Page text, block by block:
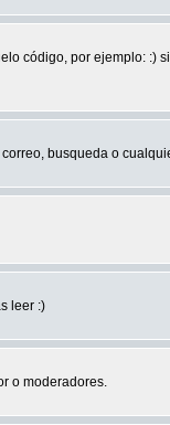
código, por ejemplo: :)
busqueda o
leer :)
o moderadores.